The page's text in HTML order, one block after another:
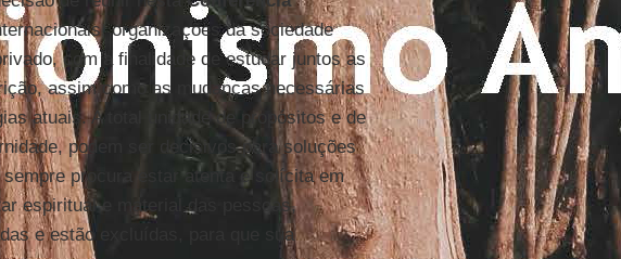
organizações da sociedade
com a finalidade de estudar juntos as
assim como as mudanças necessárias
atuais. A total unidade de propósitos e de
podem ser decisivos para soluções
procura estar atenta e solícita em
espiritual e material das pessoas,
e estão excluídas, para que sua